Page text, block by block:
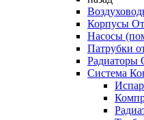
Корпусы
Насосы
Патрубки
Радиаторы
Система